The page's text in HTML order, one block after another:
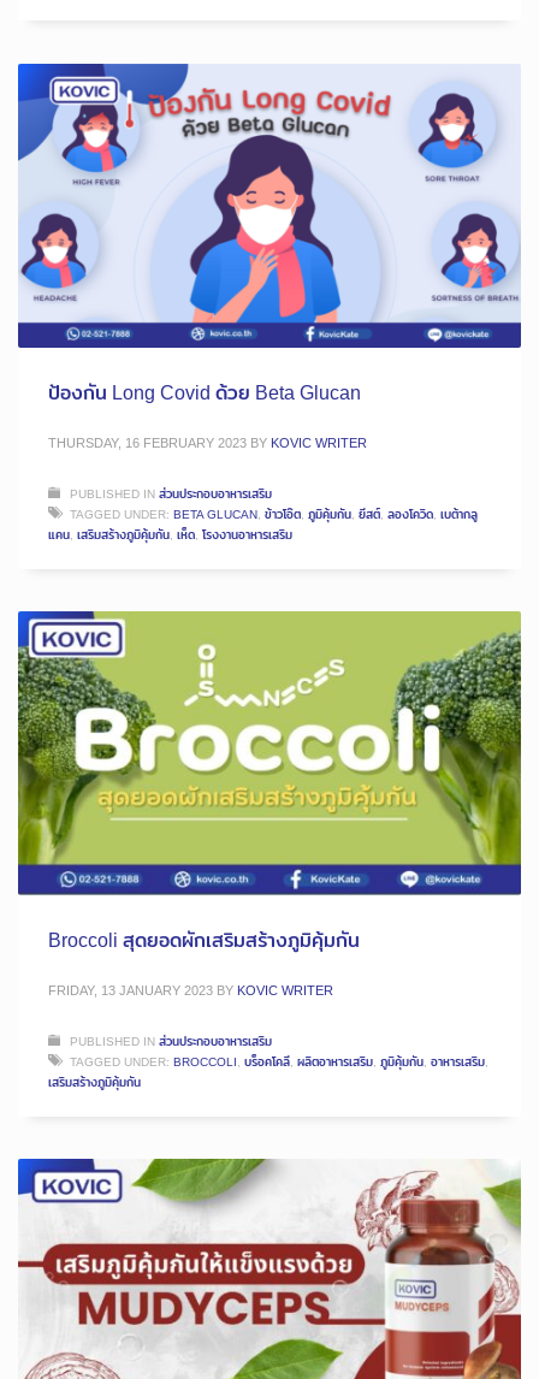
ป้องกัน Long Covid ด้วย Beta Glucan
THURSDAY, 16 FEBRUARY 2023 BY KOVIC WRITER
PUBLISHED INส่วนประกอบอาหารเสริม
TAGGED UNDER: BETA GLUCAN, ข้าวโอ๊ต, ภูมิคุ้มกัน, ยีสต์, ลองโควิด, เบต้ากลู
แคน, เสริมสร้างภูมิคุ้มกัน, เห็ด, โรงงานอาหารเสริม
Broccoli สุดยอดผักเสริมสร้างภูมิคุ้มกัน
FRIDAY, 13 JANUARY 2023 BY KOVIC WRITER
PUBLISHED INส่วนประกอบอาหารเสริม
TAGGED UNDER: BROCCOLI, บร็อคโคลี, ผลิตอาหารเสริม, ภูมิคุ้มกัน, อาหารเสริม,
เสริมสร้างภูมิคุ้มกัน